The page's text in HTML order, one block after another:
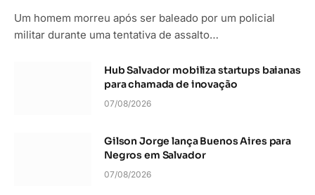
Um homem morreu após ser baleado por um policial
militar durante uma tentativa de assalto…
Hub Salvador mobiliza startups baianas
para chamada de inovação
07/08/2026
Gilson Jorge lança Buenos Aires para
Negros em Salvador
07/08/2026